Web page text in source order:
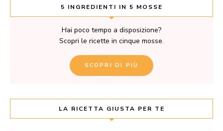
5 INGREDIENTI IN 5 MOSSE
Hai poco tempo a disposizione?
Scopri le ricette in cinque mosse.
SCOPRI DI PIÙ
LA RICETTA GIUSTA PER TE